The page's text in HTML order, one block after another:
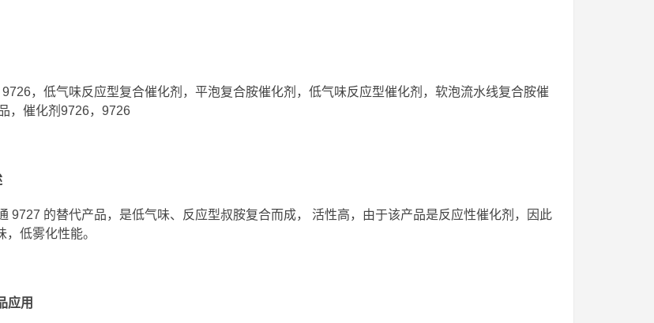
，低气味反应型复合催化剂，平泡复合胺催化剂，低气味反应型催化剂，软泡流水线复合胺催
，催化剂9726，9726
9727 的替代产品，是低气味、反应型叔胺复合而成， 活性高，由于该产品是反应性催化剂，因此
低雾化性能。
应用